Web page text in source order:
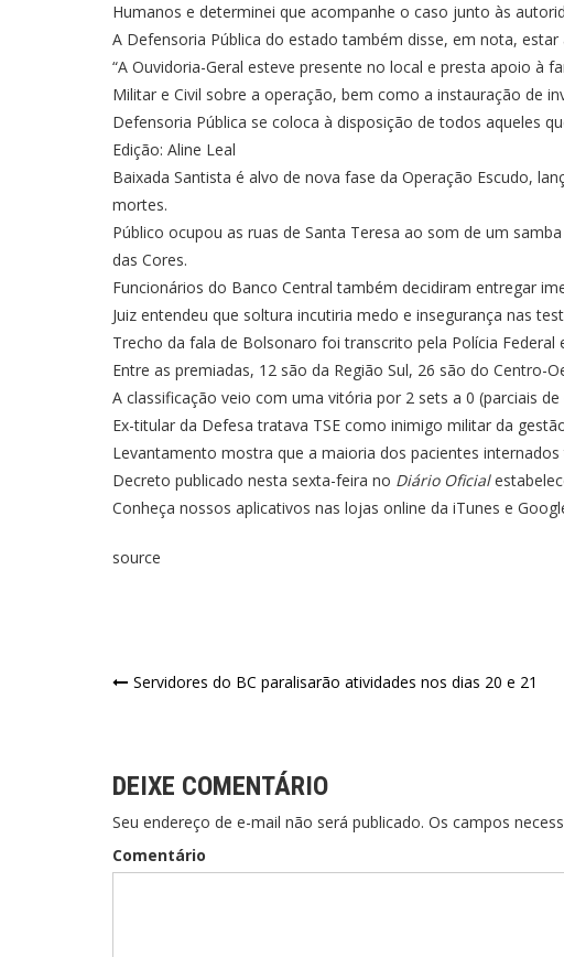
Humanos e determinei que acompanhe o caso junto às
A Defensoria Pública do estado também disse, em nota,
“A Ouvidoria-Geral esteve presente no local e presta apoio à
Militar e Civil sobre a operação, bem como a instauração de
Defensoria Pública se coloca à disposição de todos aqueles
Edição: Aline Leal
Baixada Santista é alvo de nova fase da Operação Escudo,
mortes.
Público ocupou as ruas de Santa Teresa ao som de um
das Cores.
Funcionários do Banco Central também decidiram entregar
Juiz entendeu que soltura incutiria medo e insegurança nas
Trecho da fala de Bolsonaro foi transcrito pela Polícia
Entre as premiadas, 12 são da Região Sul, 26 são do Centro-
A classificação veio com uma vitória por 2 sets a 0 (parciais
Ex-titular da Defesa tratava TSE como inimigo militar da
Levantamento mostra que a maioria dos pacientes
Decreto publicado nesta sexta-feira no Diário Oficial
Conheça nossos aplicativos nas lojas online da iTunes e
source
Servidores do BC paralisarão atividades nos dias 20 e 21
DEIXE COMENTÁRIO
Seu endereço de e-mail não será publicado. Os campos
Comentário